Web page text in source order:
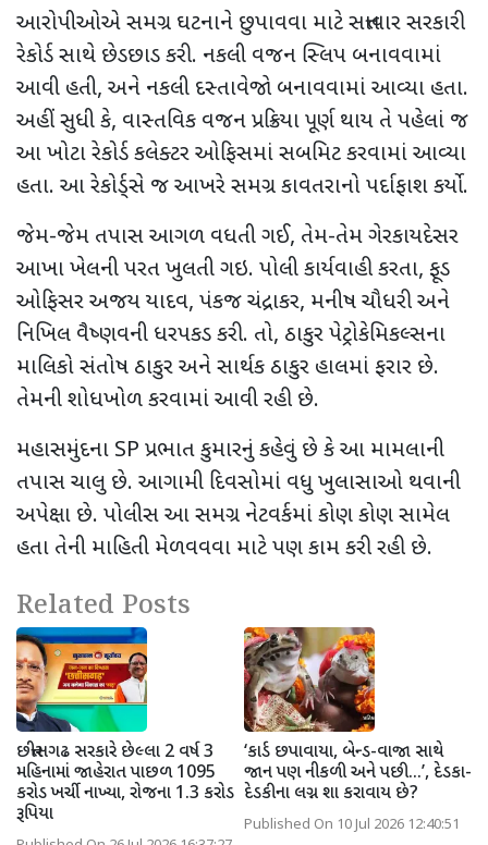
આરોપીઓએ સમગ્ર ઘટનાને છુપાવવા માટે સત્તાવાર સરકારી
રેકોર્ડ સાથે છેડછાડ કરી. નકલી વજન સ્લિપ બનાવવામાં
આવી હતી, અને નકલી દસ્તાવેજો બનાવવામાં આવ્યા હતા.
અહીં સુધી કે, વાસ્તવિક વજન પ્રક્રિયા પૂર્ણ થાય તે પહેલાં જ
આ ખોટા રેકોર્ડ કલેક્ટર ઓફિસમાં સબમિટ કરવામાં આવ્યા
હતા. આ રેકોર્ડ્સે જ આખરે સમગ્ર કાવતરાનો પર્દાફાશ કર્યો.
જેમ-જેમ તપાસ આગળ વધતી ગઈ, તેમ-તેમ ગેરકાયદેસર
આખા ખેલની પરત ખુલતી ગઇ. પોલી કાર્યવાહી કરતા, ફૂડ
ઓફિસર અજય યાદવ, પંકજ ચંદ્રાકર, મનીષ ચૌધરી અને
નિખિલ વૈષ્ણવની ધરપકડ કરી. તો, ઠાકુર પેટ્રોકેમિકલ્સના
માલિકો સંતોષ ઠાકુર અને સાર્થક ઠાકુર હાલમાં ફરાર છે.
તેમની શોધખોળ કરવામાં આવી રહી છે.
મહાસમુંદના SP પ્રભાત કુમારનું કહેવું છે કે આ મામલાની
તપાસ ચાલુ છે. આગામી દિવસોમાં વધુ ખુલાસાઓ થવાની
અપેક્ષા છે. પોલીસ આ સમગ્ર નેટવર્કમાં કોણ કોણ સામેલ
હતા તેની માહિતી મેળવવવા માટે પણ કામ કરી રહી છે.
Related Posts
છત્તીસગઢ સરકારે છેલ્લા 2 વર્ષ 3
મહિનામાં જાહેરાત પાછળ 1095
કરોડ ખર્ચી નાખ્યા, રોજના 1.3 કરોડ
રૂપિયા
‘કાર્ડ છપાવાયા, બેન્ડ-વાજા સાથે
જાન પણ નીકળી અને પછી...’, દેડકા-
દેડકીના લગ્ન શા કરાવાય છે?
Published On 10 Jul 2026 12:40:51